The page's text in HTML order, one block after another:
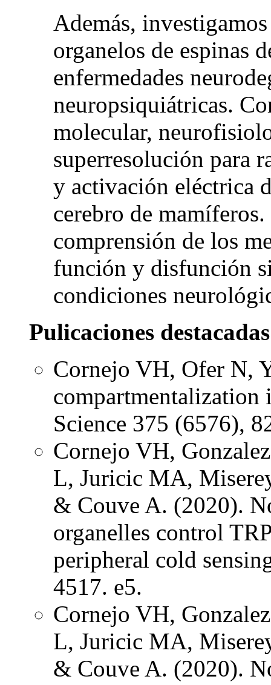
Además,
organelos de espinas
enfermedades
neuropsiquiátricas.
molecular,
superresolución para
y activación eléctrica
cerebro de
comprensión de los
función y disfunción
condiciones
Pulicaciones destacadas
Cornejo VH, Ofer N,
Science 375 (6576),
Cornejo VH,
L, Juricic MA,
& Couve A. (2020).
organelles control
peripheral cold
4517. e5.
Cornejo VH,
L, Juricic MA,
& Couve A. (2020).